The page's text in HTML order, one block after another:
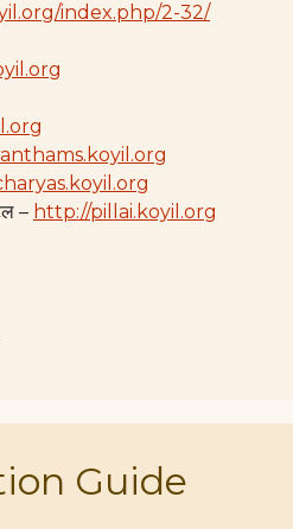
index.php/2-32/
– http://pillai.koyil.org
Guide